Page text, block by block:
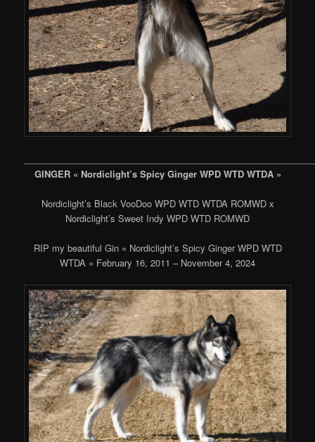
GINGER « Nordiclight’s Spicy Ginger WPD WTD WTDA »
Nordiclight’s Black VooDoo WPD WTD WTDA ROMWD x
Nordiclight’s Sweet Indy WPD WTD ROMWD
RIP my beautiful Gin « Nordiclight’s Spicy Ginger WPD WTD
WTDA » February 16, 2011 – November 4, 2024